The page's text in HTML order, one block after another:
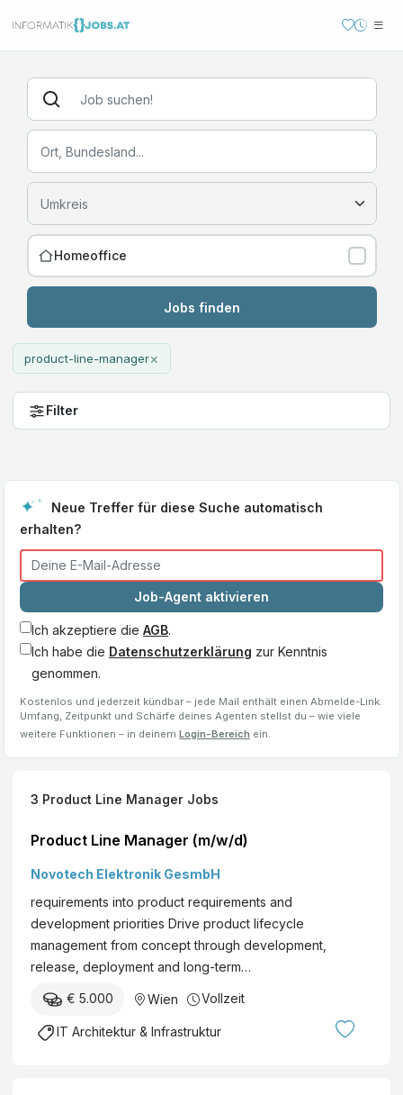
Homeoffice
Jobs finden
product-line-manager×
Filter
Neue Treffer für diese Suche automatisch
erhalten?
Job-Agent aktivieren
Ich akzeptiere die AGB.
Ich habe die Datenschutzerklärung zur Kenntnis
genommen.
Kostenlos und jederzeit kündbar – jede Mail enthält einen Abmelde-Link.
Umfang, Zeitpunkt und Schärfe deines Agenten stellst du – wie viele
weitere Funktionen – in deinem Login-Bereich ein.
3 Product Line Manager Jobs
Product Line Manager (m/w/d)
Novotech Elektronik GesmbH
requirements into product requirements and
development priorities Drive product lifecycle
management from concept through development,
release, deployment and long-term…
€ 5.000 Wien Vollzeit
IT Architektur & Infrastruktur